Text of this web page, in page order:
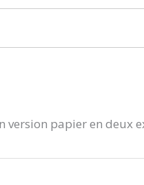
version papier en deux